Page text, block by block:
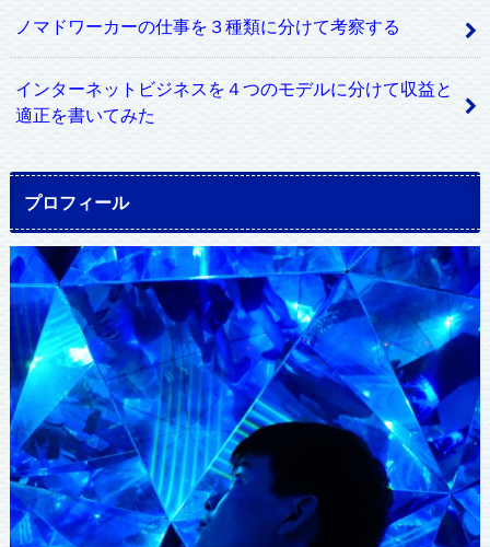
ノマドワーカーの仕事を３種類に分けて考察する
インターネットビジネスを４つのモデルに分けて収益と
適正を書いてみた
プロフィール